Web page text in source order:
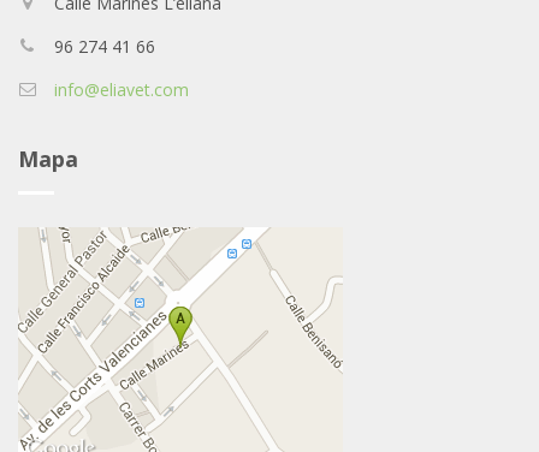
96 274 41 66
info@eliavet.com
Mapa